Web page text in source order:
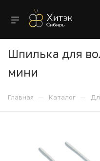
Шпилька для
мини
Главная — Каталог —